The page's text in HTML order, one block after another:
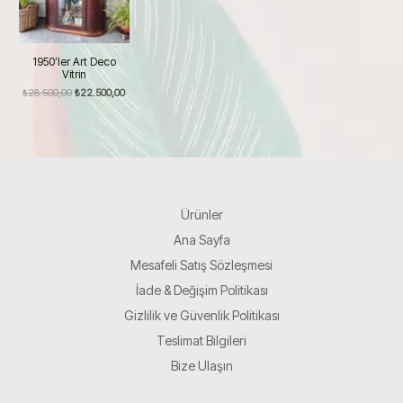
1950’ler Art Deco
Vitrin
₺28.500,00Orijinal
₺28.500,00.
₺22.500,00Şu
Ürünler
Ana Sayfa
Mesafeli Satış Sözleşmesi
İade & Değişim Politikası
Gizlilik ve Güvenlik Politikası
Teslimat Bilgileri
Bize Ulaşın